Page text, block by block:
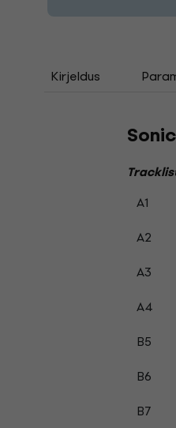
Kirjeldus
A1
A2
A3
A4
B5
B6
B7